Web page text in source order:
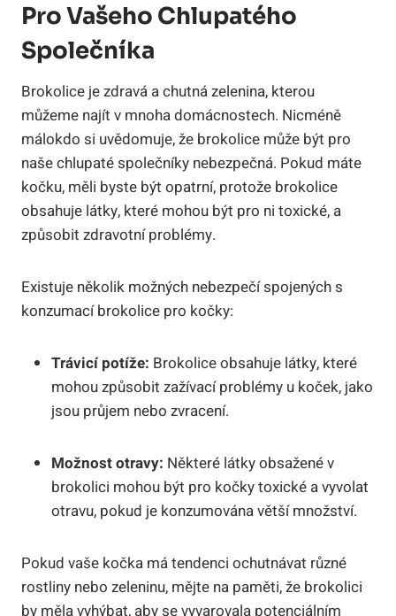
Pro Vašeho Chlupatého
Společníka
Brokolice je zdravá a chutná zelenina, kterou
můžeme najít v mnoha domácnostech. Nicméně
málokdo si uvědomuje, že brokolice může být pro
naše chlupaté společníky nebezpečná. Pokud máte
kočku, měli byste být opatrní, protože brokolice
obsahuje látky, které mohou být pro ni toxické, a
způsobit zdravotní problémy.
Existuje několik možných nebezpečí spojených s
konzumací brokolice pro kočky:
Trávicí potíže: Brokolice obsahuje látky, které
mohou způsobit zažívací problémy u koček, jako
jsou průjem nebo zvracení.
Možnost otravy: Některé látky obsažené v
brokolici mohou být pro kočky toxické a vyvolat
otravu, pokud je konzumována větší množství.
Pokud vaše kočka má tendenci ochutnávat různé
rostliny nebo zeleninu, mějte na paměti, že brokolici
by měla vyhýbat, aby se vyvarovala potenciálním